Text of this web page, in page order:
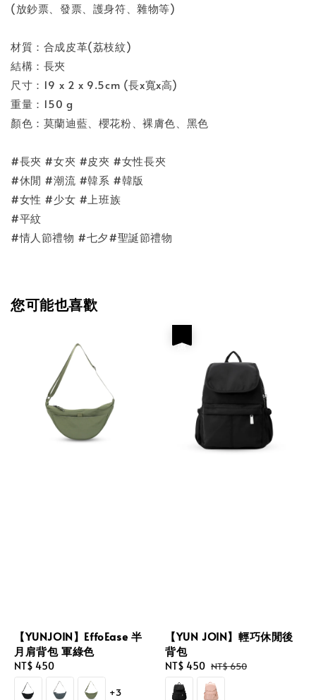
(放鈔票、發票、護身符、雜物等)
材質：合成皮革(荔枝紋)
結構：長夾
尺寸：19 x 2 x 9.5cm (長x寬x高)
重量：150 g
顏色：莫蘭迪藍、櫻花粉、裸膚色、黑色
#長夾 #女夾 #皮夾 #女性長夾
#休閒 #潮流 #韓系 #韓版
#女性 #少女 #上班族
#平紋
#情人節禮物 #七夕#聖誕節禮物
您可能也喜歡
【YUNJOIN】EffoEase 半
月肩背包 軍綠色
Regular
price
NT$ 450
+3
【YUN JOIN】輕巧休閒後
背包
Sale
price
NT$ 450 Regular
price
NT$ 650